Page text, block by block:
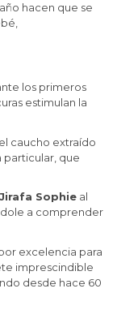
hacen que se
los primeros
estimulan la
caucho extraído
particular, que
Jirafa Sophie al
a comprender
excelencia para
imprescindible
desde hace 60